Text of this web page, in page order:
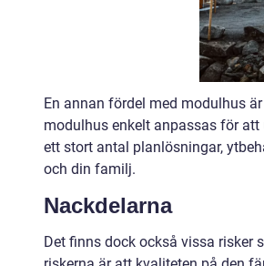
En annan fördel med modulhus
modulhus enkelt anpassas för
ett stort antal planlösningar,
och din familj.
Nackdelarna
Det finns dock också vissa risker